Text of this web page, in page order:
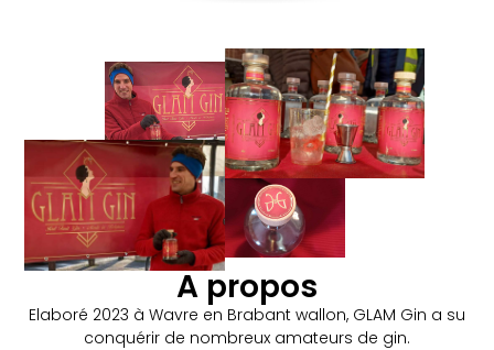
A propos
Elaboré 2023 à Wavre en Brabant wallon, GLAM Gin a su
conquérir de nombreux amateurs de gin.